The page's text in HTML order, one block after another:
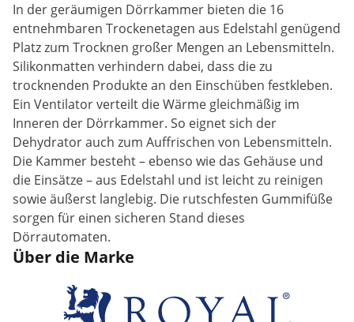
In der geräumigen Dörrkammer bieten die 16
entnehmbaren Trockenetagen aus Edelstahl genügend
Platz zum Trocknen großer Mengen an Lebensmitteln.
Silikonmatten verhindern dabei, dass die zu
trocknenden Produkte an den Einschüben festkleben.
Ein Ventilator verteilt die Wärme gleichmäßig im
Inneren der Dörrkammer. So eignet sich der
Dehydrator auch zum Auffrischen von Lebensmitteln.
Die Kammer besteht – ebenso wie das Gehäuse und
die Einsätze – aus Edelstahl und ist leicht zu reinigen
sowie äußerst langlebig. Die rutschfesten Gummifüße
sorgen für einen sicheren Stand dieses
Dörrautomaten.
Über die Marke